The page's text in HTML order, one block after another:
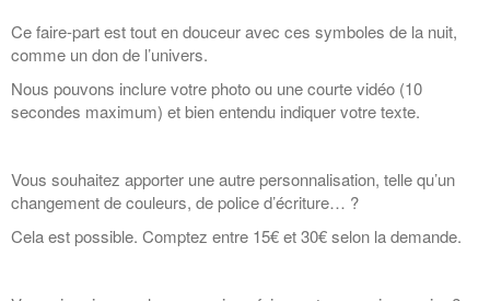
Ce faire-part est tout en douceur avec ces symboles de la nuit,
comme un don de l’univers.
Nous pouvons inclure votre photo ou une courte vidéo (10
secondes maximum) et bien entendu indiquer votre texte.
Vous souhaitez apporter une autre personnalisation, telle qu’un
changement de couleurs, de police d’écriture… ?
Cela est possible. Comptez entre 15€ et 30€ selon la demande.